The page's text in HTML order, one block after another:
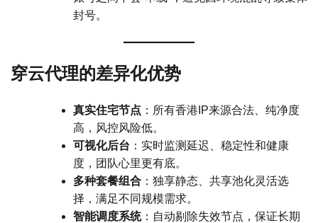
封号。
穿云代理的差异化优势
真实住宅节点 ：所有香港IP来源合法、纯净度
高，风控风险低。
可视化后台 ：实时监测延迟、稳定性和健康
度，团队心里更有底。
多种套餐组合 ：独享静态、共享池化灵活选
择，满足不同规模需求。
智能调度系统：自动剔除失效节点，保证长期